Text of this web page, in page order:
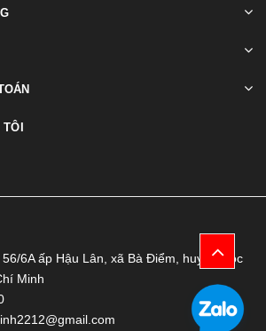
TÔI
56/6A ấp Hậu Lân, xã Bà Điểm, huyện Hóc
Minh